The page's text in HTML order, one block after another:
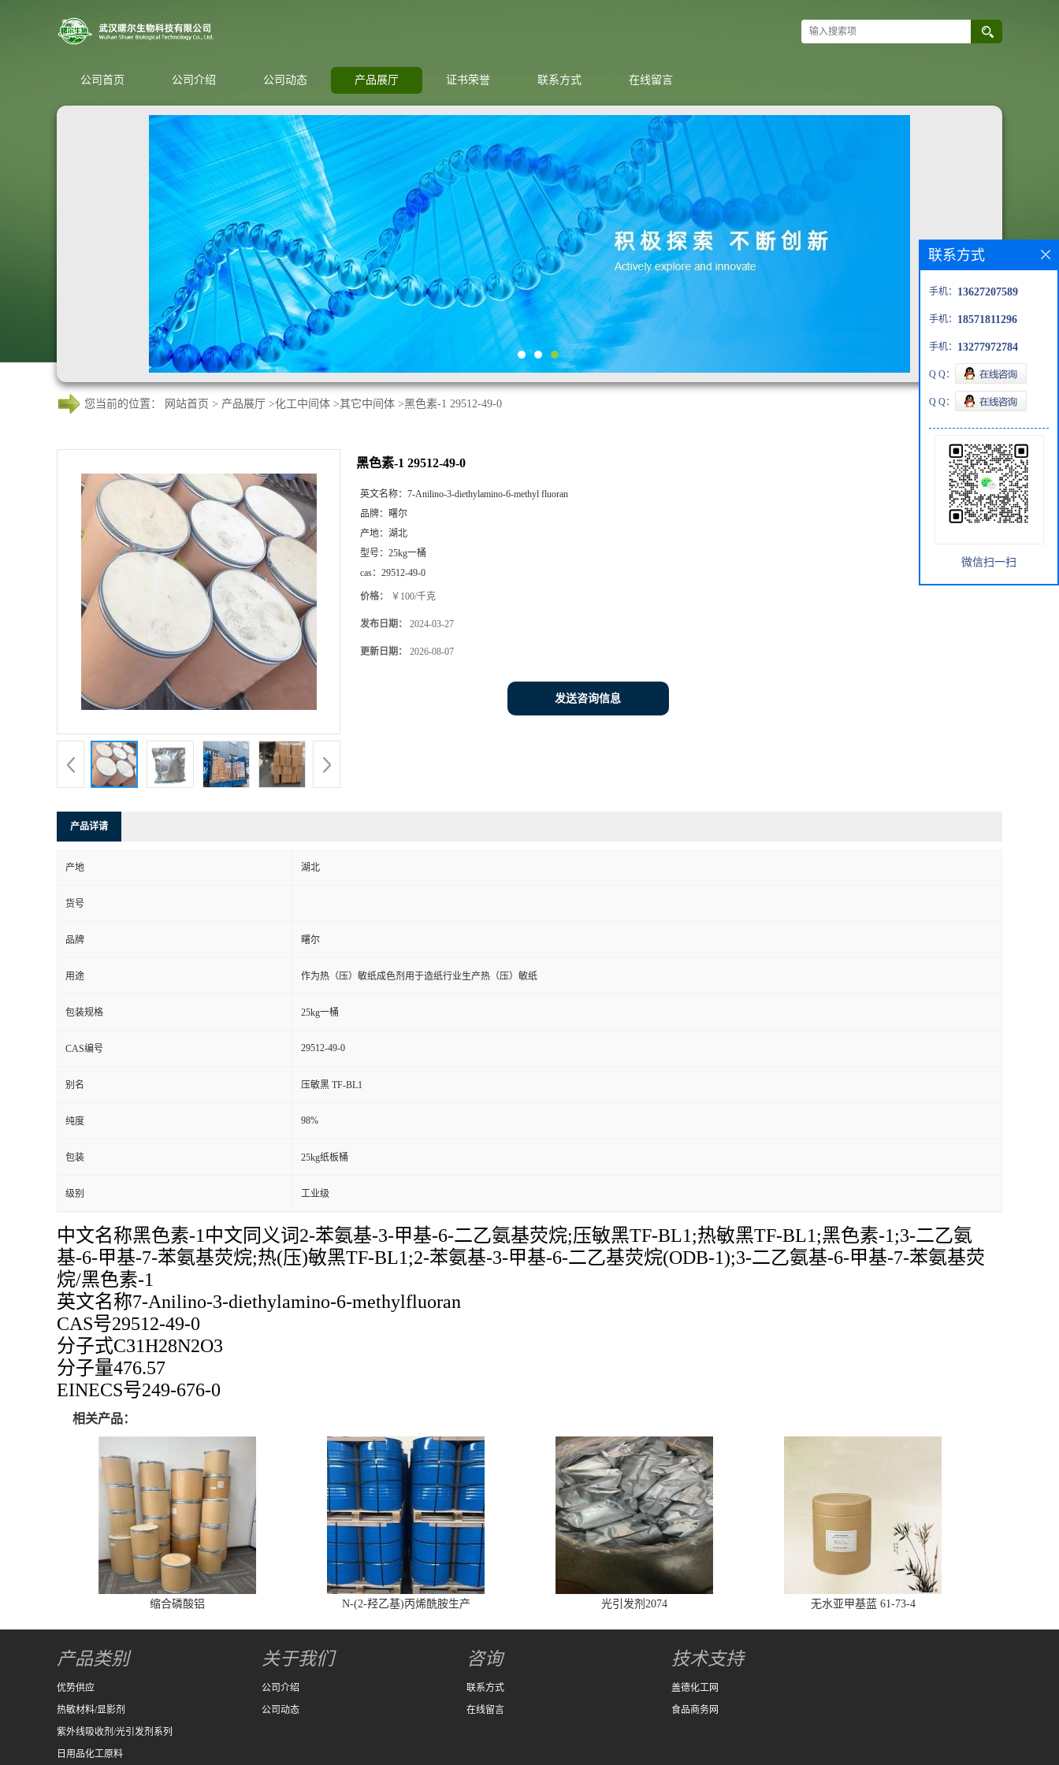
公司首页 公司介绍 公司动态 产品展厅 证书荣誉 联系方式 在线留言
您当前的位置： 网站首页 > 产品展厅 >化工中间体 >其它中间体 >黑色素-1 29512-49-0
黑色素-1 29512-49-0
英文名称： 7-Anilino-3-diethylamino-6-methyl fluoran
品牌： 曙尔
产地： 湖北
型号： 25kg一桶
cas： 29512-49-0
价格： ￥100/千克
发布日期： 2024-03-27
更新日期： 2026-08-07
发送咨询信息
产品详请
产地 湖北
货号
品牌 曙尔
用途 作为热（压）敏纸成色剂用于造纸行业生产热（压）敏纸
包装规格 25kg一桶
CAS编号 29512-49-0
别名 压敏黑 TF-BL1
纯度 98%
包装 25kg纸板桶
级别 工业级
中文名称黑色素-1中文同义词2-苯氨基-3-甲基-6-二乙氨基荧烷;压敏黑TF-BL1;热敏黑TF-BL1;黑色素-1;3-二乙氨
基-6-甲基-7-苯氨基荧烷;热(压)敏黑TF-BL1;2-苯氨基-3-甲基-6-二乙基荧烷(ODB-1);3-二乙氨基-6-甲基-7-苯氨基荧
烷/黑色素-1
英文名称7-Anilino-3-diethylamino-6-methylfluoran
CAS号29512-49-0
分子式C31H28N2O3
分子量476.57
EINECS号249-676-0
相关产品：
缩合磷酸铝 N-(2-羟乙基)丙烯酰胺生产 光引发剂2074 无水亚甲基蓝 61-73-4
联系方式
手机： 13627207589
手机： 18571811296
手机： 13277972784
Q Q：
Q Q：
微信扫一扫
产品类别
优势供应
热敏材料/显影剂
紫外线吸收剂/光引发剂系列
日用品化工原料
关于我们
公司介绍
公司动态
咨询
联系方式
在线留言
技术支持
盖德化工网
食品商务网